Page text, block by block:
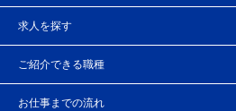
求人を探す
ご紹介できる職種
お仕事までの流れ